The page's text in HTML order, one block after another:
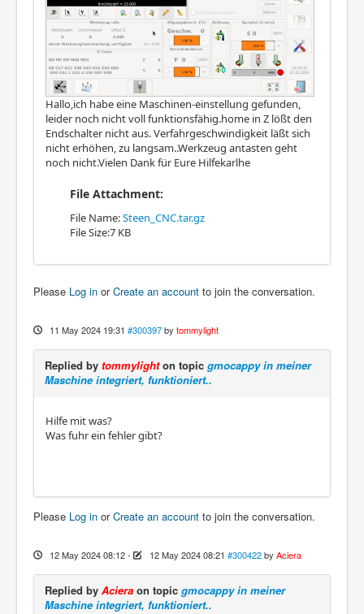
Hallo,ich habe eine Maschinen-einstellung gefunden,
leider noch nicht voll funktionsfähig.home in Z lößt den
Endschalter nicht aus. Verfahrgeschwindigkeit läßt sich
nicht erhöhen, zu langsam..Werkzeug antasten geht
noch nicht.Vielen Dank für Eure Hilfekarlhe
File Attachment:
File Name:Steen_CNC.tar.gz
File Size:7 KB
Please Log in orCreate an account to join the conversation.
11 May 2024 19:31 #300397 by tommylight
Replied by tommylighton topic gmocappy in meiner
Maschine integriert, funktioniert..
Hilfe mit was?
Was fuhr ein fehler gibt?
Please Log in orCreate an account to join the conversation.
12 May 2024 08:12- 12 May 2024 08:21 #300422 by Aciera
Replied by Aciera on topic gmocappy in meiner
Maschine integriert, funktioniert..